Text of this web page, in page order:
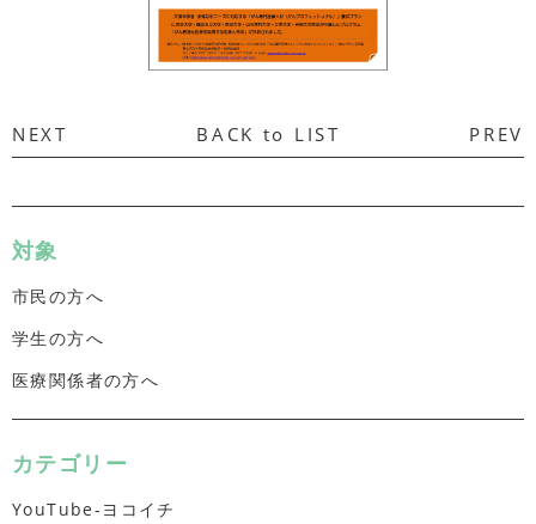
NEXT BACK to LIST PREV
対象
市民の方へ
学生の方へ
医療関係者の方へ
カテゴリー
YouTube-ヨコイチ